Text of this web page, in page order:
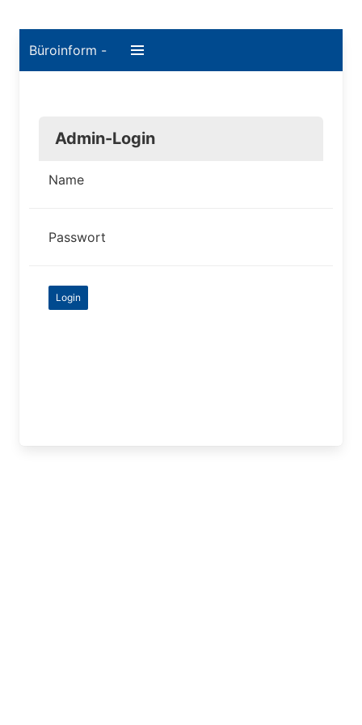
Büroinform -
Admin-Login
Name
Passwort